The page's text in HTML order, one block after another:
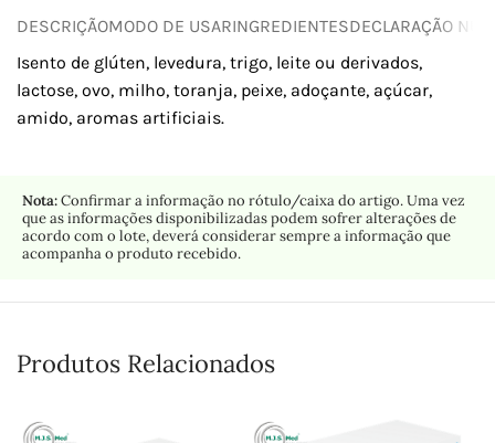
DESCRIÇÃOMODO DE USARINGREDIENTESDECLARAÇÃO
Isento de glúten, levedura, trigo, leite ou derivados,
lactose, ovo, milho, toranja, peixe, adoçante, açúcar,
amido, aromas artificiais.
Nota:Confirmar a informação no rótulo/caixa do artigo. Uma vez
que as informações disponibilizadas podem sofrer alterações de
acordo com o lote, deverá considerar sempre a informação que
acompanha o produto recebido.
Produtos Relacionados